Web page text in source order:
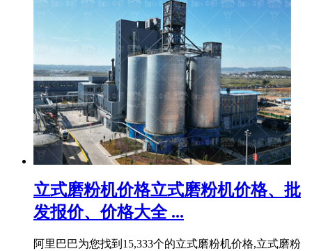
立式磨粉机价格立式磨粉机价格、批
发报价、价格大全 ...
阿里巴巴为您找到15,333个的立式磨粉机价格,立式磨粉